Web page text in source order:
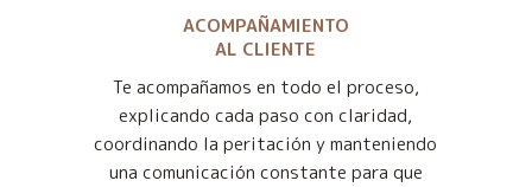
ACOMPAÑAMIENTO
AL CLIENTE
Te acompañamos en todo el proceso,
explicando cada paso con claridad,
coordinando la peritación y manteniendo
una comunicación constante para que